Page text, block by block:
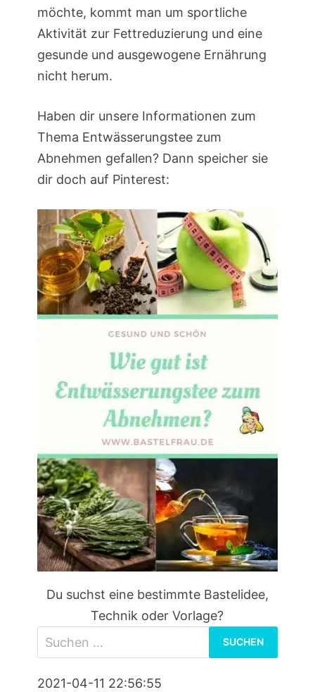
möchte, kommt man um sportliche
Aktivität zur Fettreduzierung und eine
gesunde und ausgewogene Ernährung
nicht herum.
Haben dir unsere Informationen zum
Thema Entwässerungstee zum
Abnehmen gefallen? Dann speicher sie
dir doch auf Pinterest:
Du suchst eine bestimmte Bastelidee,
Technik oder Vorlage?
nach:
2021-04-11 22:56:55